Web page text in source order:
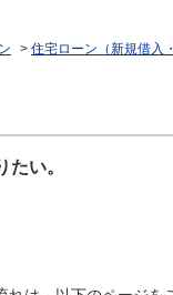
> 住宅ローン（新規借入
い。